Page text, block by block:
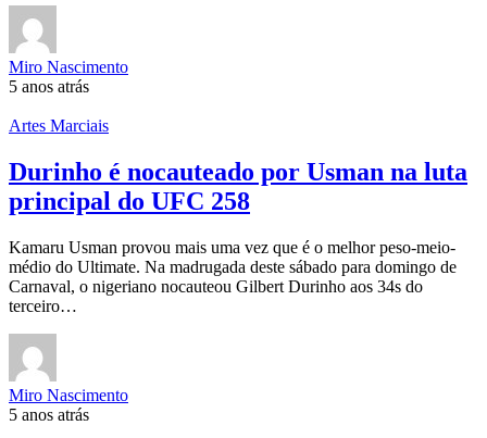
Miro Nascimento
5 anos atrás
Artes Marciais
Durinho é nocauteado por Usman na luta
principal do UFC 258
Kamaru Usman provou mais uma vez que é o melhor peso-meio-
médio do Ultimate. Na madrugada deste sábado para domingo de
Carnaval, o nigeriano nocauteou Gilbert Durinho aos 34s do
terceiro…
Miro Nascimento
5 anos atrás